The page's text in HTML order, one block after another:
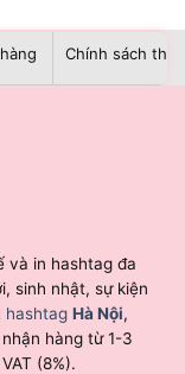
Chính sách
và in hashtag đa
sinh nhật, sự kiện
hashtag Hà Nội,
hàng từ 1-3
(8%).